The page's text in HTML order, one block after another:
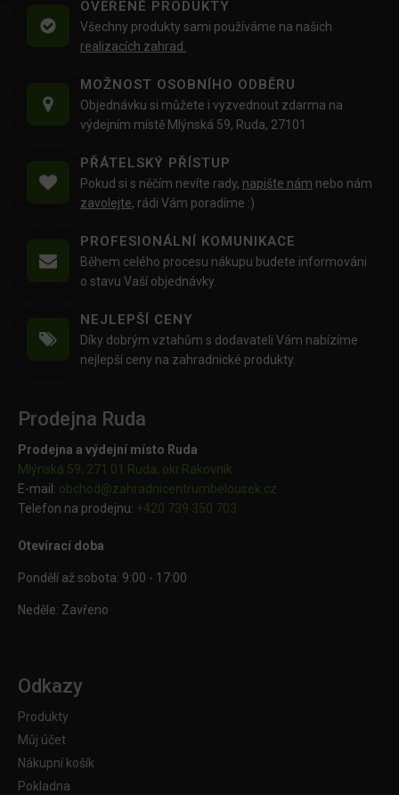
OVĚŘENÉ PRODUKTY
Všechny produkty sami používáme na našich
realizacích zahrad.
MOŽNOST OSOBNÍHO ODBĚRU
Objednávku si můžete i vyzvednout zdarma na
výdejním místě Mlýnská 59, Ruda, 27101
PŘÁTELSKÝ PŘÍSTUP
Pokud si s něčím nevíte rady, napište nám nebo nám
zavolejte, rádi Vám poradíme :)
PROFESIONÁLNÍ KOMUNIKACE
Během celého procesu nákupu budete informováni
o stavu Vaší objednávky.
NEJLEPŠÍ CENY
Díky dobrým vztahům s dodavateli Vám nabízíme
nejlepší ceny na zahradnické produkty.
Prodejna Ruda
Prodejna a výdejní místo Ruda
Mlýnská 59, 271 01 Ruda, okr.Rakovník
E-mail: obchod@zahradnicentrumbelousek.cz
Telefon na prodejnu: +420 739 350 703
Otevírací doba
Pondělí až sobota: 9:00 - 17:00
Neděle: Zavřeno
Odkazy
Produkty
Můj účet
Nákupní košík
Pokladna